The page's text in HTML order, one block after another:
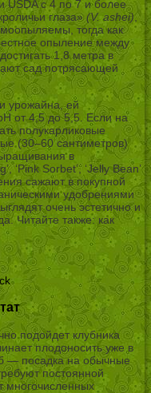
USDA с 4 по 7 и более
глаза»(V. ashei),
тогда как
опыление между
1,8 метра в
сад потрясающей
урожайна, ей
от 4,5 до 5,5. Если на
полукарликовые
(30–60 сантиметров)
в
‘Pink Sorbet’, ‘Jelly Bean’
сажают в покупной
удобрениями
очень эстетично и
Читайте также: как
подойдет клубника
плодоносить уже в
— посадка на обычные
постоянной
многочисленных